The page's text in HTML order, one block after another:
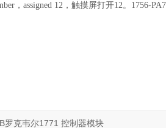
，assigned 12，触摸屏打开12。1756-